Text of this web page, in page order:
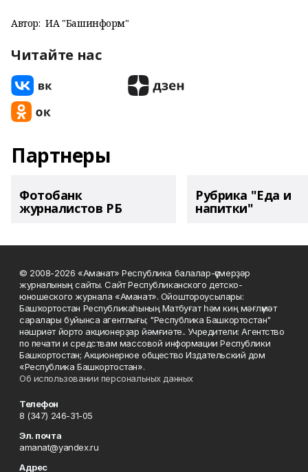
Автор: ИА "Башинформ"
Читайте нас
Партнеры
Фотобанк
журналистов РБ
Рубрика "Еда и
напитки"
© 2008-2026 «Аманат» Республика балалар-үҫмерҙәр
журналының сайты. Сайт Республиканского детско-
юношеского журнала «Аманат». Ойоштороусылары:
Башҡортостан Республикаһының Матбуғат һәм киң мәғлүмәт
саралары буйынса агентлығы; "Республика Башкортостан"
нәшриәт йорто акционерҙар йәмғиәте.. Учредители: Агентство
по печати и средствам массовой информации Республики
Башкортостан; Акционерное общество Издательский дом
«Республика Башкортостан».
Об использовании персональных данных
Телефон
8 (347) 246-31-05
Эл. почта
amanat@yandex.ru
Адрес